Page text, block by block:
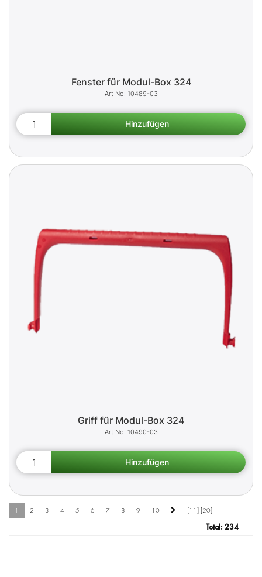
Fenster für Modul-Box 324
10489-03
Griff für Modul-Box 324
10490-03
1 2 3 4 5 6 7 8 9 10 [11]-[20]
Total: 234